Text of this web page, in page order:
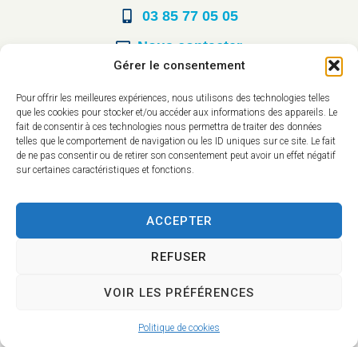
Gérer le consentement
Pour offrir les meilleures expériences, nous utilisons des technologies telles
que les cookies pour stocker et/ou accéder aux informations des appareils. Le
fait de consentir à ces technologies nous permettra de traiter des données
telles que le comportement de navigation ou les ID uniques sur ce site. Le fait
de ne pas consentir ou de retirer son consentement peut avoir un effet négatif
sur certaines caractéristiques et fonctions.
ACCEPTER
REFUSER
VOIR LES PRÉFÉRENCES
Politique de cookies
03 85 77 05 05
Nous contacter
Du lundi au vendredi :
8h30 à 12h00
2025 © - Propulsé par Utopia